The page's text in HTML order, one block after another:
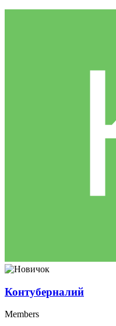
Контуберналий
Members